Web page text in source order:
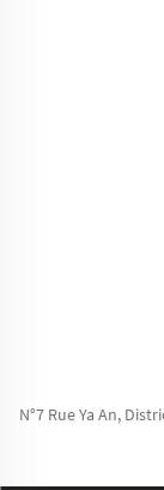
N°7 Rue Ya An,